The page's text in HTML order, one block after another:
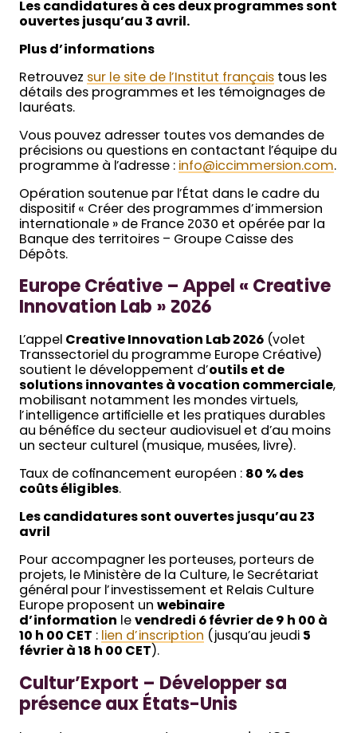
Les candidatures à ces deux programmes sont
ouvertes jusqu’au 3 avril.
Plus d’informations
Retrouvez sur le site de l’Institut français tous les
détails des programmes et les témoignages de
lauréats.
Vous pouvez adresser toutes vos demandes de
précisions ou questions en contactant l’équipe du
programme à l’adresse : info@iccimmersion.com.
Opération soutenue par l’État dans le cadre du
dispositif « Créer des programmes d’immersion
internationale » de France 2030 et opérée par la
Banque des territoires – Groupe Caisse des
Dépôts.
Europe Créative – Appel « Creative
Innovation Lab » 2026
L’appel Creative Innovation Lab 2026 (volet
Transsectoriel du programme Europe Créative)
soutient le développement d’outils et de
solutions innovantes à vocation commerciale,
mobilisant notamment les mondes virtuels,
l’intelligence artificielle et les pratiques durables
au bénéfice du secteur audiovisuel et d’au moins
un secteur culturel (musique, musées, livre).
Taux de cofinancement européen : 80 % des
coûts éligibles.
Les candidatures sont ouvertes jusqu’au 23
avril
Pour accompagner les porteuses, porteurs de
projets, le Ministère de la Culture, le Secrétariat
général pour l’investissement et Relais Culture
Europe proposent un webinaire
d’information le vendredi 6 février de 9 h 00 à
10 h 00 CET : lien d’inscription (jusqu’au jeudi 5
février à 18 h 00 CET).
Cultur’Export – Développer sa
présence aux États-Unis